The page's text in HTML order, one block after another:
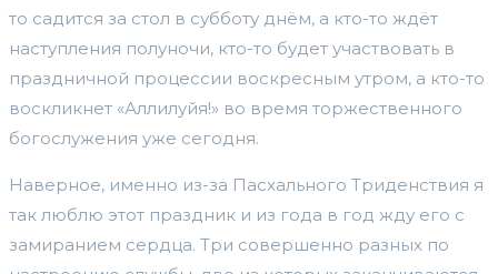
то садится за стол в субботу днём, а кто-то ждёт
наступления полуночи, кто-то будет участвовать в
праздничной процессии воскресным утром, а кто-то
воскликнет «Аллилуйя!» во время торжественного
богослужения уже сегодня.
Наверное, именно из-за Пасхального Триденствия я
так люблю этот праздник и из года в год жду его с
замиранием сердца. Три совершенно разных по